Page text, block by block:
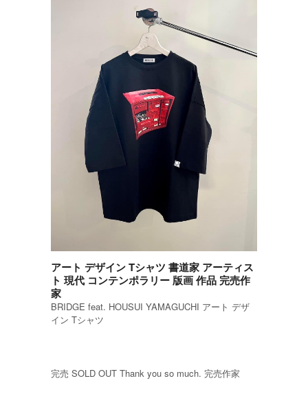
アート デザイン Tシャツ 書道家 アーティス
ト 現代 コンテンポラリー 版画 作品 完売作
家
BRIDGE feat. HOUSUI YAMAGUCHI アート デザ
イン Tシャツ
完売 SOLD OUT Thank you so much. 完売作家